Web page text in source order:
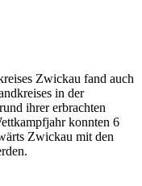
Zwickau fand auch
in der
ihrer erbrachten
konnten 6
Zwickau mit den